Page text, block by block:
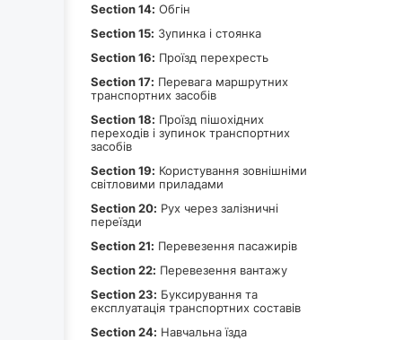
Section 14: Обгін
Section 15: Зупинка і стоянка
Section 16: Проїзд перехресть
Section 17: Перевага маршрутних
транспортних засобів
Section 18: Проїзд пішохідних
переходів і зупинок транспортних
засобів
Section 19: Користування зовнішніми
світловими приладами
Section 20: Рух через залізничні
переїзди
Section 21: Перевезення пасажирів
Section 22: Перевезення вантажу
Section 23: Буксирування та
експлуатація транспортних составів
Section 24: Навчальна їзда